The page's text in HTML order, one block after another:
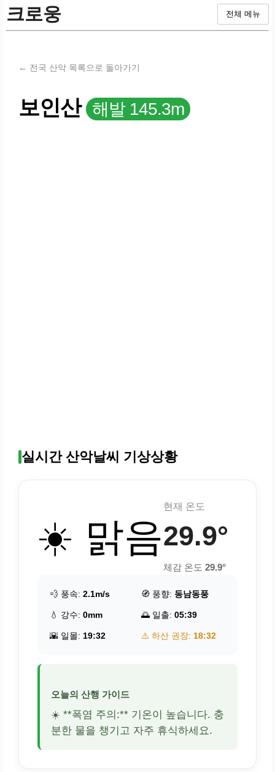
크로웅 전체 메뉴
← 전국 산악 목록으로 돌아가기
보인산 해발 145.3m
실시간 산악날씨 기상상황
☀️ 맑음
현재 온도
29.9°
체감 온도 29.9°
💨 풍속: 2.1m/s 🧭 풍향: 동남동풍
💧 강수: 0mm 🌅 일출: 05:39
🌇 일몰: 19:32 ⚠️ 하산 권장: 18:32
오늘의 산행 가이드
☀️ **폭염 주의:** 기온이 높습니다. 충
분한 물을 챙기고 자주 휴식하세요.